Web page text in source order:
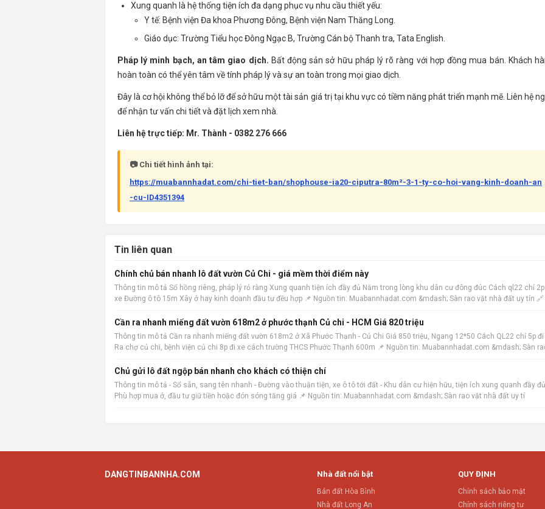
Xung quanh là hệ thống tiện ích đa dạng phục vụ nhu cầu thiết yếu:
Y tế: Bệnh viện Đa khoa Phương Đông, Bệnh viện Nam Thăng Long.
Giáo dục: Trường Tiểu học Đông Ngạc B, Trường Cán bộ Thanh tra, Tata English.
Pháp lý minh bạch, an tâm giao dịch. Bất động sản sở hữu pháp lý rõ ràng với hợp đồng mua bán. Khách
hoàn toàn có thể yên tâm về tính pháp lý và sự an toàn trong mọi giao dịch.
Đây là cơ hội không thể bỏ lỡ để sở hữu một tài sản giá trị tại khu vực có tiềm năng phát triển mạnh mẽ. Liên hệ
để nhận tư vấn chi tiết và đặt lịch xem nhà.
Liên hệ trực tiếp: Mr. Thành - 0382 276 666
📷 Chi tiết hình ảnh tại:
https://muabannhadat.com/chi-tiet-ban/shophouse-ia20-ciputra-80m²-3-1-ty-co-hoi-vang-kinh-doanh-an
-cu-ID4351394
Tin liên quan
Chính chủ bán nhanh lô đất vườn Củ Chi - giá mềm thời điểm này
Thông tin mô tả Sổ hồng riêng, pháp lý rỏ ràng Xung quanh tiện ích đầy đủ Nằm trong lòng khu dân cư đông đúc Cách ql22 chỉ
xe Đường ô tô 15m Xây ở hay kinh doanh đầu tư đều hợp 📌 Nguồn tin: Muabannhadat.com &mdash; Sàn rao vặt nhà đất uy tín 🔗
Cần ra nhanh miếng đất vườn 618m2 ở phước thạnh Củ chi - HCM Giá 820 triệu
Thông tin mô tả Cần ra nhanh miếng đất vườn 618m2 ở Xã Phước Thạnh - Củ Chi Giá 850 triệu, Ngang 12*50 Cách QL22 chỉ 5p đi
Ra chợ củ chi, bệnh viện củ chi 8p đi xe cách trường THCS Phước Thạnh 600m 📌 Nguồn tin: Muabannhadat.com &mdash; Sàn
Chủ gửi lô đất ngộp bán nhanh cho khách có thiện chí
Thông tin mô tả - Sổ sẵn, sang tên nhanh - Đường vào thuận tiện, xe ô tô tới đất - Khu dân cư hiện hữu, tiện ích xung quanh đầy
Phù hợp mua ở, đầu tư giữ tiền hoặc đón sóng tăng giá 📌 Nguồn tin: Muabannhadat.com &mdash; Sàn rao vặt nhà đất uy tí
DANGTINBANNHA.COM Nhà đất nổi bật
Bán đất Hòa Bình
Nhà đất Long An
QUY ĐỊNH
Chính sách bảo mật
Chính sách riêng tư